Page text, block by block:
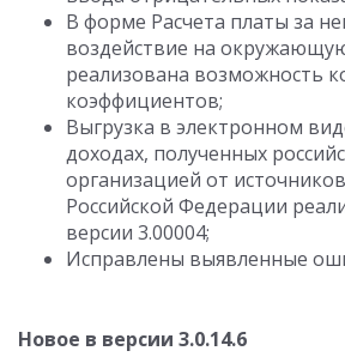
В форме Расчета платы за
воздействие на
реализована возможность
коэффициентов;
Выгрузка в электронном
доходах, полученных
организацией от
Российской Федерации
версии 3.00004;
Исправлены выявленные
Новое в версии 3.0.14.6